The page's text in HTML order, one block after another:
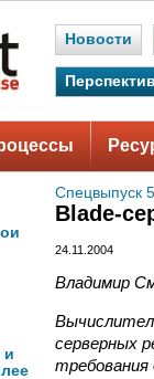
Новости
и
Спецвыпуск
Blade-
24.11.2004
Владимир
серверных
требования